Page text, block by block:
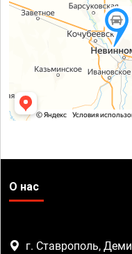
О нас
г. Ставрополь,